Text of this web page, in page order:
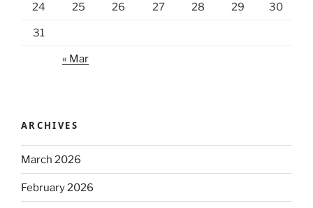
24 25 26 27 28 29 30
31
« Mar
ARCHIVES
March 2026
February 2026